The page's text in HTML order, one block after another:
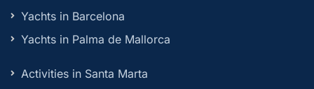
Yachts in Barcelona
Yachts in Palma de Mallorca
Activities in Santa Marta